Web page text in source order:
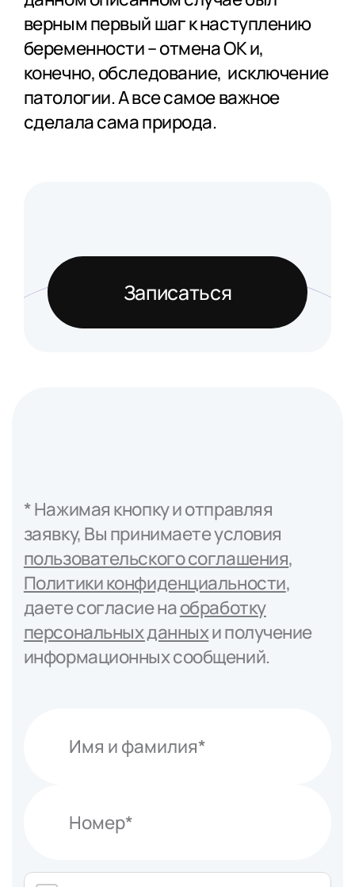
верным первый шаг к наступлению
беременности – отмена ОК и,
конечно, обследование, исключение
патологии. А все самое важное
сделала сама природа.
Записаться
* Нажимая кнопку и отправляя
заявку, Вы принимаете условия
пользовательского соглашения,
Политики конфиденциальности,
даете согласие наобработку
персональных данныхи получение
информационных сообщений.